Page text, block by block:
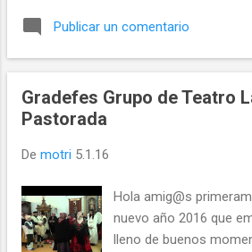
AUTORIDADES
de la pared posterior
desmontado
Publicar un comentario
Gradefes Grupo de Teatro
Pastorada
De motri 5.1.16
Hola amig@s
nuevo año 2016 que
lleno de buenos